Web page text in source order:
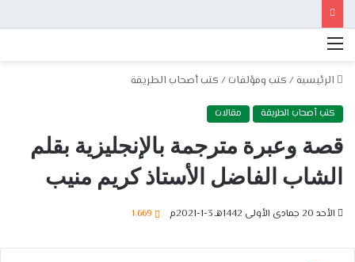
الرئيسية / كتب ومؤلفات / كتب أصحاب الطريقة
كتب أصحاب الطريقة مقالات
قصة وعبرة مترجمة بالإنجليزية بقلم
الشاب الفاضل الأستاذ كريم منيب
الأحد 20 جمادى الأولى 1442هـ 3-1-2021م 1٬669